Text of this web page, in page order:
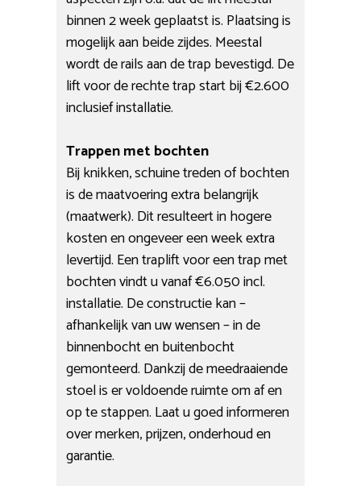
binnen 2 week geplaatst is. Plaatsing is
mogelijk aan beide zijdes. Meestal
wordt de rails aan de trap bevestigd. De
lift voor de rechte trap start bij €2.600
inclusief installatie.
Trappen met bochten
Bij knikken, schuine treden of bochten
is de maatvoering extra belangrijk
(maatwerk). Dit resulteert in hogere
kosten en ongeveer een week extra
levertijd. Een traplift voor een trap met
bochten vindt u vanaf €6.050 incl.
installatie. De constructie kan –
afhankelijk van uw wensen – in de
binnenbocht en buitenbocht
gemonteerd. Dankzij de meedraaiende
stoel is er voldoende ruimte om af en
op te stappen. Laat u goed informeren
over merken, prijzen, onderhoud en
garantie.